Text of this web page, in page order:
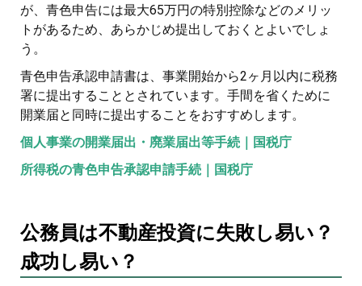
が、青色申告には最大65万円の特別控除などのメリッ
トがあるため、あらかじめ提出しておくとよいでしょ
う。
青色申告承認申請書は、事業開始から2ヶ月以内に税務
署に提出することとされています。手間を省くために
開業届と同時に提出することをおすすめします。
個人事業の開業届出・廃業届出等手続｜国税庁
所得税の青色申告承認申請手続｜国税庁
公務員は不動産投資に失敗し易い？
成功し易い？